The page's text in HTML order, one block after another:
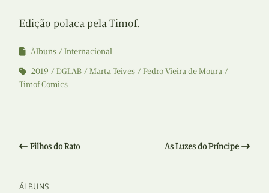
Edição polaca pela Timof.
Álbuns
Internacional
2019
DGLAB Marta Teives
Pedro Vieira de Moura
Timof Comics
Filhos do Rato As Luzes do Príncipe
ÁLBUNS